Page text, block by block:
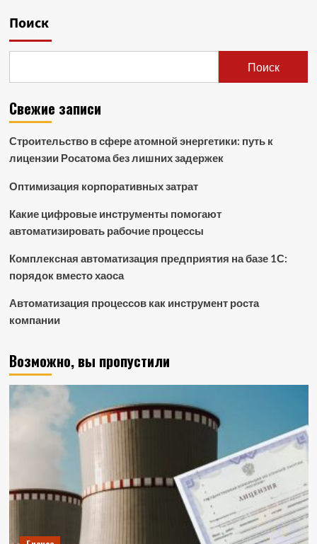
Поиск
Поиск
Свежие записи
Строительство в сфере атомной энергетики: путь к
лицензии Росатома без лишних задержек
Оптимизация корпоративных затрат
Какие цифровые инструменты помогают
автоматизировать рабочие процессы
Комплексная автоматизация предприятия на базе 1С:
порядок вместо хаоса
Автоматизация процессов как инструмент роста
компании
Возможно, вы пропустили